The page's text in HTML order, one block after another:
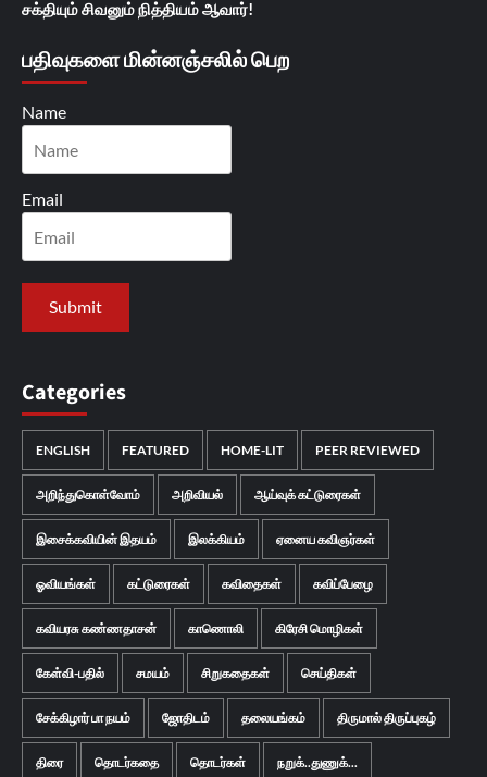
சக்தியும் சிவனும் நித்தியம் ஆவார்!
பதிவுகளை மின்னஞ்சலில் பெற
Name
Email
Categories
ENGLISH FEATURED HOME-LIT PEER REVIEWED
அறிந்துகொள்வோம் அறிவியல் ஆய்வுக் கட்டுரைகள்
இசைக்கவியின் இதயம் இலக்கியம் ஏனைய கவிஞர்கள்
ஓவியங்கள் கட்டுரைகள் கவிதைகள் கவிப்பேழை
கவியரசு கண்ணதாசன் காணொலி கிரேசி மொழிகள்
கேள்வி-பதில் சமயம் சிறுகதைகள் செய்திகள்
சேக்கிழார் பா நயம் ஜோதிடம் தலையங்கம் திருமால் திருப்புகழ்
திரை தொடர்கதை தொடர்கள் நறுக்..துணுக்...